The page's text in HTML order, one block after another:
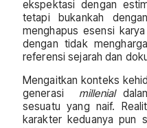
ekspektasi dengan
tetapi bukankah
menghapus esensi
dengan tidak
referensi sejarah dan
Mengaitkan konteks
generasi
millenial
sesuatu yang naif.
karakter keduanya pun